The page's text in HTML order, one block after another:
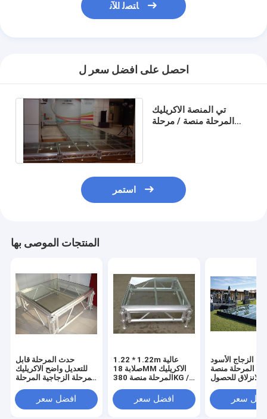
ﺎﺘﺼﻟ ﺍﻶﻧ
احصل على افضل سعر ل
تي المنصة الاكريليك
المرحلة منصة / مرحلة
استمر
المنتجات الموصى بها
حدث المرحلة قابل
للتعديل واضح الاكريليك
المرحلة الزجاجية المرحلة
افضل سعر
1.22 * 1.22m عالية
صلابة 18MM الاكريليك
المرحلة منصة 380KG /
افضل سعر
الزجاج الأسود
المرحلة منصة
للانزلاق للحصول
سعر